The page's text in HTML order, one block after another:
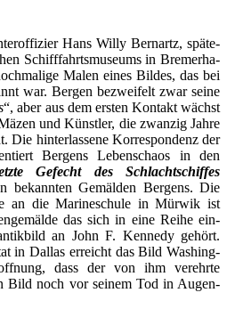
Hans Wil­ly Ber­nartz, spä­te­
Schiff­fahrts­mu­se­ums in Bre­mer­ha­
Malen eines Bil­des, das bei
war. Ber­gen bezwei­felt zwar sei­ne
“, aber aus dem ers­ten Kon­takt wächst
und Künst­ler, die zwan­zig Jah­re
Die hin­ter­las­se­ne Kor­re­spon­denz der
Ber­gens Lebens­cha­os in den
Gefecht des Schlacht­schif­fes
bekann­ten Gemäl­den Ber­gens. Die
an die Mari­ne­schu­le in Mür­wik ist
das sich in eine Rei­he ein­
an John F. Ken­ne­dy gehört.
in Dal­las erreicht das Bild Washing­
dass der von ihm ver­ehr­te
Bild noch vor sei­nem Tod in Augen­